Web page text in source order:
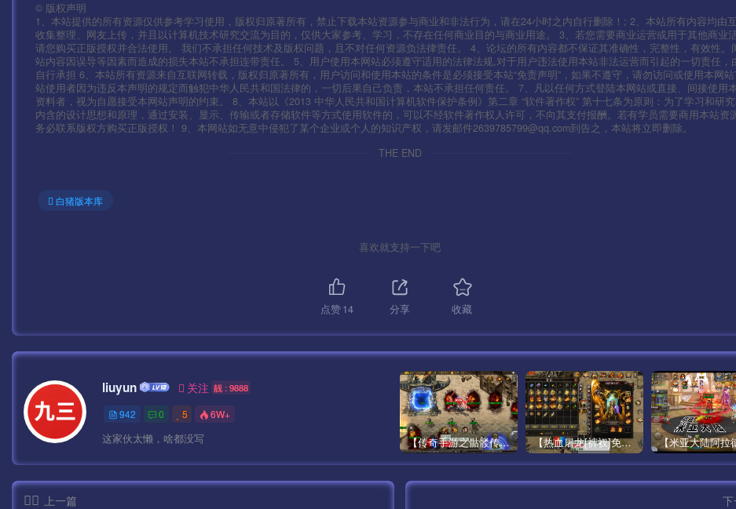
分别打开找到里面
mir2.scenes.sfselect.scene
mir2.def.ip
下面我们启动服务.
开始架设:
第一步:1-启动网站
© 版权声明
1、本站提供的所有资源仅供参考学习使用，版权归原著所有，禁止下载本站资源参与商业和非法行为，请在24小时之内自行删除！; 2、本站所有内容均由
收集整理、网友上传，并且以计算机技术研究交流为目的，仅供大家参考、学习，不存在任何商业目的与商业用途。 3、若您需要商业运营或用于其他商业
请您购买正版授权并合法使用。 我们不承担任何技术及版权问题，且不对任何资源负法律责任。 4、论坛的所有内容都不保证其准确性，完整性，有效性。
站内容因误导等因素而造成的损失本站不承担连带责任。 5、用户使用本网站必须遵守适用的法律法规,对于用户违法使用本站非法运营而引起的一切责任，
自行承担 6、本站所有资源来自互联网转载，版权归原著所有，用户访问和使用本站的条件是必须接受本站“免责声明”，如果不遵守，请勿访问或使用本网
站使用者因为违反本声明的规定而触犯中华人民共和国法律的，一切后果自己负责，本站不承担任何责任。 7、凡以任何方式登陆本网站或直接、间接使用
资料者，视为自愿接受本网站声明的约束。 8、本站以《2013 中华人民共和国计算机软件保护条例》第二章 “软件著作权” 第十七条为原则：为了学习和研
内含的设计思想和原理，通过安装、显示、传输或者存储软件等方式使用软件的，可以不经软件著作权人许可，不向其支付报酬。若有学员需要商用本站资
务必联系版权方购买正版授权！ 9、本网站如无意中侵犯了某个企业或个人的知识产权，请发邮件2639785799@qq.com到告之，本站将立即删除。
THE END
白猪版本库
喜欢就支持一下吧
点赞14 分享 收藏
liuyun 关注 靓 : 9888
942 0 5 6W+
这家伙太懒，啥都没写 【传奇手游之骷髅传说第二季十大陆[白猪3]免授权版】经典单职业复古特色战神引擎传奇手游最新打包Win服务端源码视频架设教程-怀旧复古-经典耐玩–新版GM多功能网页授权物品后台-GM直冲网页后台-安卓苹果IOS双端版本！ 【热血屠龙[裤衩]免授权修复版】采用经典战神引擎三职业特色游戏最新打包Win服务端源码视频架设教程-GM直冲后台-新版GM多功能授权物品后台-安卓苹果IOS双端版本-传奇手游！
上一篇